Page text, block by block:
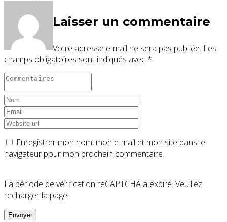
Laisser un commentaire
Votre adresse e-mail ne sera pas publiée. Les
champs obligatoires sont indiqués avec *
Enregistrer mon nom, mon e-mail et mon site dans le
navigateur pour mon prochain commentaire.
La période de vérification reCAPTCHA a expiré. Veuillez
recharger la page.